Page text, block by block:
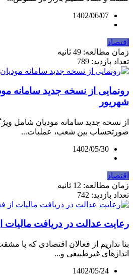
1402/06/07
اقتصاد
زمان مطالعه: 49 ثانیه
تعداد بازدید: 789
رونمایی از نسخه جدید سامانه
شهریور
از نسخه جدید سامانه مودیان شامل
صورتحساب بین شعب، عملیات...
1402/05/30
اقتصاد
زمان مطالعه: 12 ثانیه
تعداد بازدید: 742
رعایت عدالت در دریافت مالیات
بنا نداریم از فعالان اقتصادی که با
اندازهای غیرطبیعی و...
1402/05/24